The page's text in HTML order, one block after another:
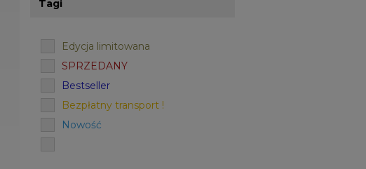
Tagi
Edycja limitowana
SPRZEDANY
Bestseller
Bezpłatny transport !
Nowość